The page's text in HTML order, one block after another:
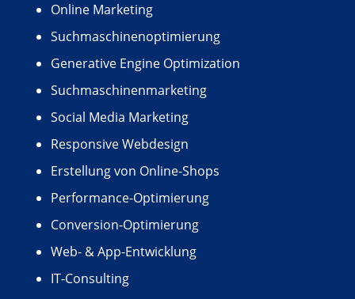
Online Marketing
Suchmaschinenoptimierung
Generative Engine Optimization
Suchmaschinenmarketing
Social Media Marketing
Responsive Webdesign
Erstellung von Online-Shops
Performance-Optimierung
Conversion-Optimierung
Web- & App-Entwicklung
IT-Consulting